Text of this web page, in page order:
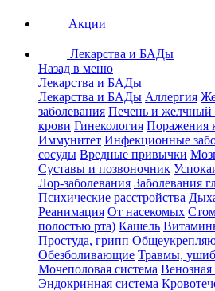
Акции
Лекарства и БАДы
Назад в меню
Лекарства и БАДы
Лекарства и БАДы Аллергия
заболевания Печень и желчный
крови Гинекология Поражения
Иммунитет Инфекционные
сосуды Вредные привычки
Суставы и позвоночник
Лор-заболевания Заболевания
Психические расстройства
Реанимация От насекомых
полостью рта) Кашель
Простуда, грипп
Обезболивающие Травмы,
Мочеполовая система Венозная
Эндокринная система